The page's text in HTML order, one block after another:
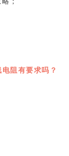
阻有要求吗？